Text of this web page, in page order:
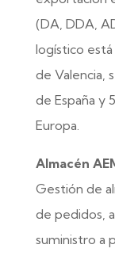
(DA, DDA,
logístico
de Valencia,
de España y
Europa.
Almacén
Gestión de
de pedidos,
suministro a